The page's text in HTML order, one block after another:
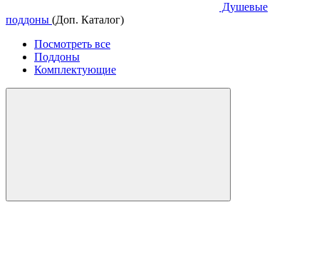
Душевые
поддоны (Доп. Каталог)
Посмотреть все
Поддоны
Комплектующие